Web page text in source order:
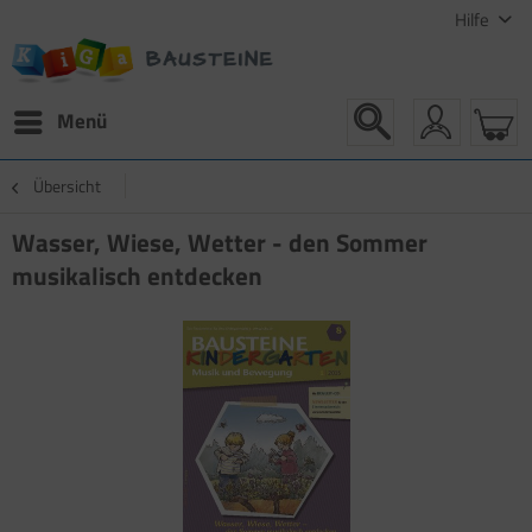
Hilfe
Menü
Übersicht
Wasser, Wiese, Wetter - den Sommer
musikalisch entdecken